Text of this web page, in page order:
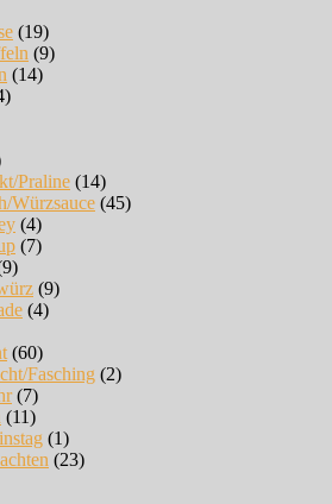
(19)
(9)
(14)
Praline (14)
Würzsauce (45)
(4)
(7)
(9)
(4)
(60)
Fasching (2)
(7)
(11)
(1)
(23)